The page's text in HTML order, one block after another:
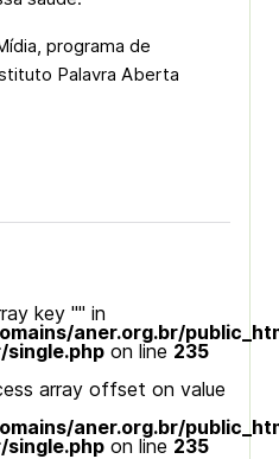
programa de
Palavra Aberta
key "" in
aner.org.br/
on line 235
array offset on value
aner.org.br/
on line 235